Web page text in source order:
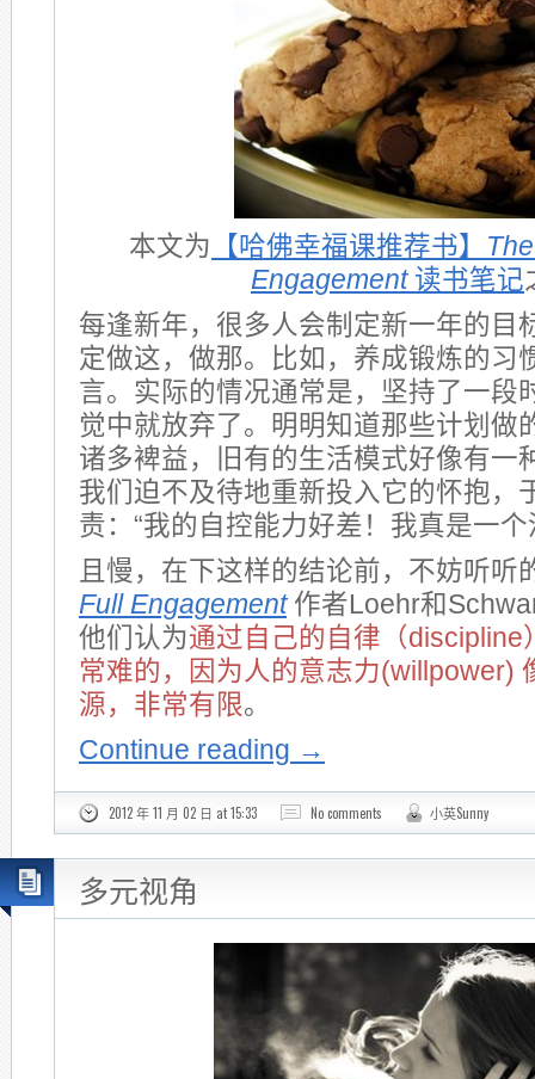
本文为 【哈佛幸福课推荐书】
Engagement 读书笔记
每逢新年，很多人会制定新一年的目
定做这，做那。比如，养成锻炼的习
言。实际的情况通常是，坚持了一段
觉中就放弃了。明明知道那些计划做
诸多裨益，旧有的生活模式好像有一
我们迫不及待地重新投入它的怀抱，
责：“我的自控能力好差！我真是一
且慢，在下这样的结论前，不妨听听
Full Engagement作者Loehr和
他们认为通过自己的自律（discipline
常难的，因为人的意志力(willpower)
源，非常有限。
Continue reading →
2012 年 11 月 02 日 at 15:33 No comments 小英Sunny
多元视角